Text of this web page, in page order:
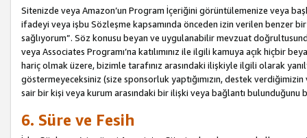
Sitenizde veya Amazon’un Program İçeriğini görüntülemenize veya
ifadeyi veya işbu Sözleşme kapsamında önceden izin verilen benzer
sağlıyorum”. Söz konusu beyan ve uygulanabilir mevzuat
veya Associates Programı’na katılımınız ile ilgili kamuya açık hiçbir
hariç olmak üzere, bizimle tarafınız arasındaki ilişkiyle ilgili olarak
göstermeyeceksiniz (size sponsorluk yaptığımızın, destek
sair bir kişi veya kurum arasındaki bir ilişki veya bağlantı bulunduğunu
6. Süre ve Fesih